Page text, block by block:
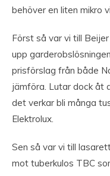
behöver en liten mikro
Först så var vi till
upp
prisförslag från både
jämföra. Lutar dock åt
det verkar bli många
Elektrolux.
Sen så var vi till
mot tuberkulos TBC